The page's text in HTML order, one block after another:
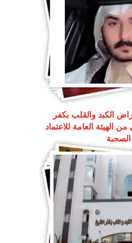
الكبد والقلب بكفر
الهيئة العامة للاعتماد
الصحية